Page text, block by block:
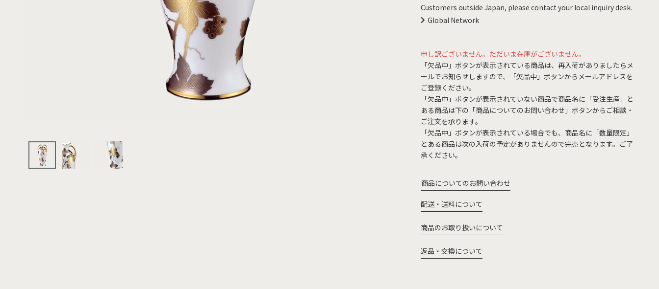
Customers outside Japan, please contact your local inquiry desk.
Global Network
申し訳ございません。ただいま在庫がございません。
「欠品中」ボタンが表示されている商品は、再入荷がありましたらメ
ールでお知らせしますので、「欠品中」ボタンからメールアドレスを
ご登録ください。
「欠品中」ボタンが表示されていない商品で商品名に「受注生産」と
ある商品は下の「商品についてのお問い合わせ」ボタンからご相談・
ご注文を承ります。
「欠品中」ボタンが表示されている場合でも、商品名に「数量限定」
とある商品は次の入荷の予定がありませんので完売となります。ご了
承ください。
商品についてのお問い合わせ
配送・送料について
商品のお取り扱いについて
返品・交換について